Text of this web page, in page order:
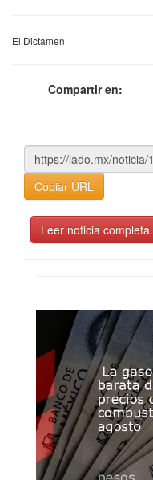
El Dictamen
Compartir en:
Copiar URL
Leer noticia completa.